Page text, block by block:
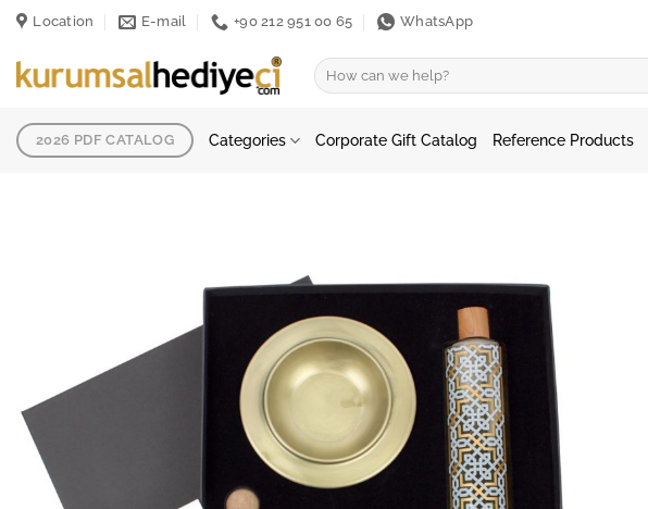
Skip
content
Location E-mail +90 212 951 00 65 WhatsApp
Search
for:
2026 PDF CATALOG Categories Corporate Gift Catalog Reference Products